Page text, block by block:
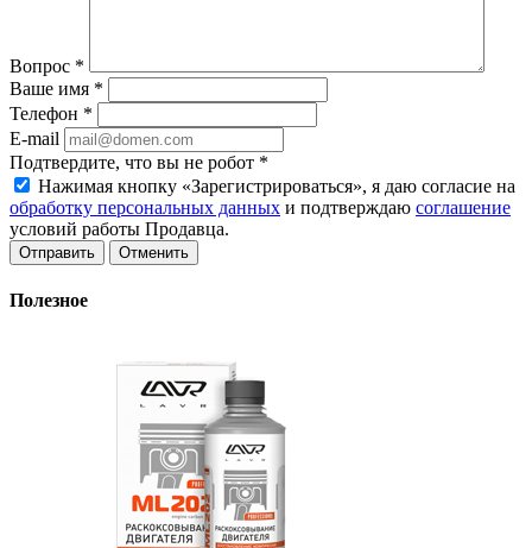
Вопрос *
Ваше имя *
Телефон *
E-mail
Подтвердите, что вы не робот *
Нажимая кнопку «Зарегистрироваться», я даю согласие на
обработку персональных данных и подтверждаю соглашение
условий работы Продавца.
Отменить
Полезное